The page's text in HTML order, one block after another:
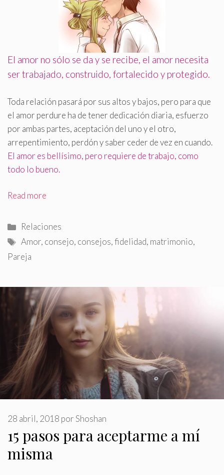
El amor no sólo se da y se recibe, el amor necesita
ser trabajado, construido, fortalecido y protegido.
Toda relación pasará por sus altos y bajos, pero para que
el amor perdure ha de tener dedicación diaria, esfuerzo
por ambas partes, aceptación del uno y el otro,
arrepentimiento, perdón y saber ceder de vez en cuando.
El amor es bellísimo, pero requiere de trabajo, como
todo lo bueno.
Read more
Categorías
Relaciones
Etiquetas
Amor, consejo, consejos,fidelidad, matrimonio,
Pareja
15 pasos para aceptarme a mí
misma
28 abril, 2018 porShoshan